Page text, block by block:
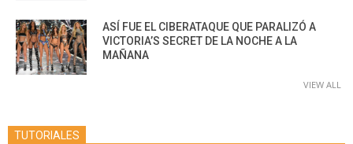
ASÍ FUE EL CIBERATAQUE QUE PARALIZÓ A
VICTORIA’S SECRET DE LA NOCHE A LA
MAÑANA
VIEW ALL
TUTORIALES